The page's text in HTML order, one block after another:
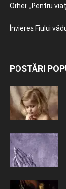
Orhei: „Pentru
Învierea Fiului
POSTĂRI